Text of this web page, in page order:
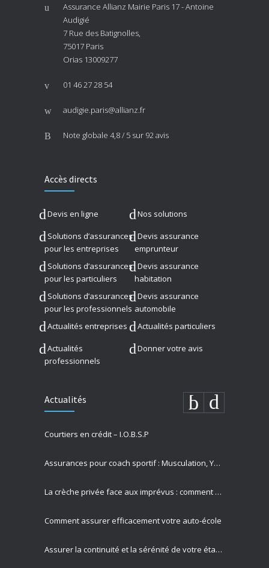
Assurance Allianz Mairie Paris 17 - Antoine
Audigié
7 Rue des Batignolles,
75017 Paris
Orias 13009277
01 46 27 28 54
audigie.paris@allianz.fr
Note globale 4,8 / 5 sur 92 avis
Accès directs
Devis en ligne Nos solutions
Solutions d’assurances
pour les entreprises
Devis assurance
emprunteur
Solutions d’assurances
pour les particuliers
Devis assurance
habitation
Solutions d’assurances
pour les professionnels
Devis assurance
automobile
Actualités entreprises
Actualités particuliers
Actualités
professionnels
Donner votre avis
Actualités
Courtiers en crédit – I.O.B.S.P
Assurances pour coach sportif : Musculation, Yoga et Équitation
La crèche privée face aux imprévus : comment Allianz protège vos missions les plus précieuses
Comment assurer efficacement votre auto-école
Assurer la continuité et la sérénité de votre établissement privé